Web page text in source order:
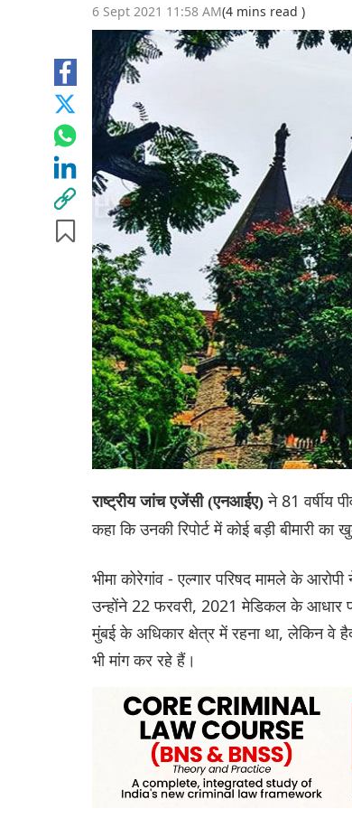
6 Sept 2021 11:58 AM(4 mins read )
राष्ट्रीय जांच एजेंसी (एनआईए) ने 81 वर्षीय
कहा कि उनकी रिपोर्ट में कोई बड़ी बीमारी
भीमा कोरेगांव - एल्गार परिषद मामले के
उन्होंने 22 फरवरी, 2021 मेडिकल के आधार
मुंबई के अधिकार क्षेत्र में रहना था, लेकिन वे
भी मांग कर रहे हैं।